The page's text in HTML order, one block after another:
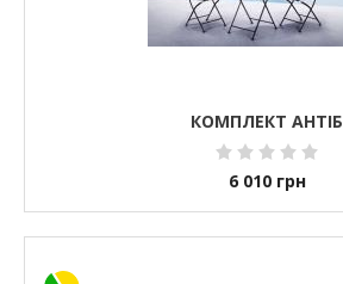
КОМПЛЕКТ АНТІБ
6 010 грн